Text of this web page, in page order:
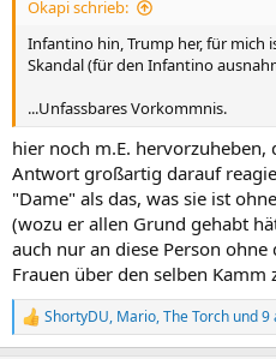
Okapi schrieb:
Infantino hin, Trump her, für mich
Skandal (für den Infantino
...Unfassbares Vorkommnis.
hier noch m.E. hervorzuheben,
Antwort großartig darauf
"Dame" als das, was sie ist
(wozu er allen Grund gehabt
auch nur an diese Person
Frauen über den selben Kamm
R
e
ShortyDU, Mario,The Torch und 9